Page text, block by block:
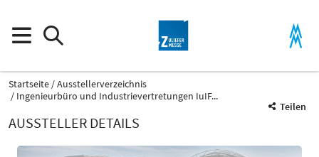
Startseite
Ausstellerverzeichnis
Ingenieurbüro und Industrievertretungen IuIF...
Teilen
AUSSTELLER DETAILS